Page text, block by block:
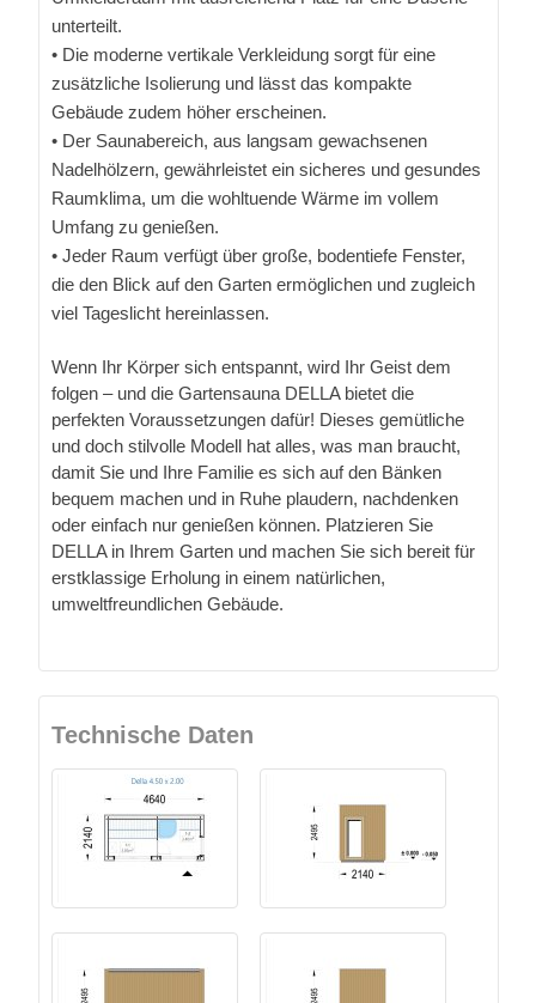
unterteilt.
• Die moderne vertikale Verkleidung sorgt für eine
zusätzliche Isolierung und lässt das kompakte
Gebäude zudem höher erscheinen.
• Der Saunabereich, aus langsam gewachsenen
Nadelhölzern, gewährleistet ein sicheres und gesundes
Raumklima, um die wohltuende Wärme im vollem
Umfang zu genießen.
• Jeder Raum verfügt über große, bodentiefe Fenster,
die den Blick auf den Garten ermöglichen und zugleich
viel Tageslicht hereinlassen.
Wenn Ihr Körper sich entspannt, wird Ihr Geist dem
folgen – und die Gartensauna DELLA bietet die
perfekten Voraussetzungen dafür! Dieses gemütliche
und doch stilvolle Modell hat alles, was man braucht,
damit Sie und Ihre Familie es sich auf den Bänken
bequem machen und in Ruhe plaudern, nachdenken
oder einfach nur genießen können. Platzieren Sie
DELLA in Ihrem Garten und machen Sie sich bereit für
erstklassige Erholung in einem natürlichen,
umweltfreundlichen Gebäude.
Technische Daten